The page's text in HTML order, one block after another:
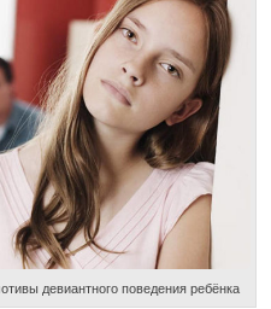
девиантного поведения ребёнка